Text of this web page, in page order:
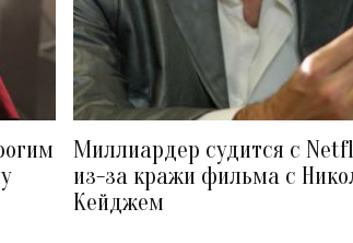
Миллиардер судится с
из-за кражи фильма с
Кейджем